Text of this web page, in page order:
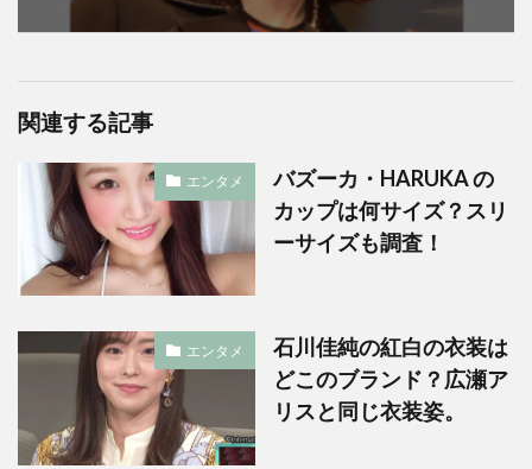
関連する記事
エンタメ
バズーカ・HARUKA の
カップは何サイズ？スリ
ーサイズも調査！
エンタメ
石川佳純の紅白の衣装は
どこのブランド？広瀬ア
リスと同じ衣装姿。